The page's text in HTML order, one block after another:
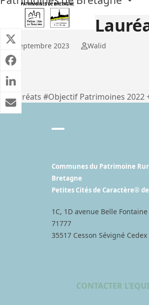
Skip
content
14 septembre 2023 Walid
previous
post:
Lauréats #Objectif Patrimoines 2022
Communes du Patrimoine
Bretagne
Petites Cités de Caractère®
1C, 1D avenue Belle
71777
35517 Cesson Sévigné Cedex
CONTACTER